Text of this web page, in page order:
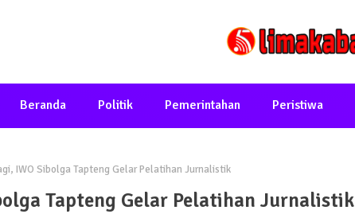
Beranda Politik Pemerintahan Peristiwa
IWO Sibolga Tapteng Gelar Pelatihan Jurnalistik
Tapteng Gelar Pelatihan Jurnalistik